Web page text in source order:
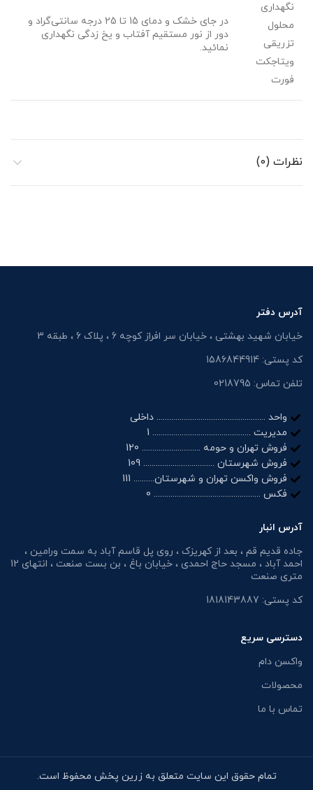
نگهداری
محلول
تزریقی
ویتاجکت
فورت
در جای خشک و دمای 15 تا 25 درجه سانتی‌گراد و
دور از نور مستقیم آفتاب و یخ زدگی نگهداری
نمائید.
نظرات (0)
آدرس دفتر
خیابان شهید بهشتی ، خیابان سر افراز کوچه 6 ، پلاک 6 ، طبقه 3
کد پستی: 1586844914
تلفن تماس: 0218795
واحد .................................................... داخلی
مدیریت ............................................... 1
فروش تهران و حومه ............................ 120
فروش شهرستان .................................. 109
فروش واکسن تهران و شهرستان.......... 111
فکس ................................................... 0
آدرس انبار
جاده قدیم قم ، بعد از کهریزک ، روی پل قاسم آباد به سمت ورامین ،
احمد آباد ، مسجد حاج احمدی ، خیابان باغ ، بن بست صنعت ، انتهای 12
متری صنعت
کد پستی: 1818143887
دسترسی سریع
واکسن دام
محصولات
تماس با ما
تمام حقوق این سایت متعلق به زرین پخش محفوظ است.